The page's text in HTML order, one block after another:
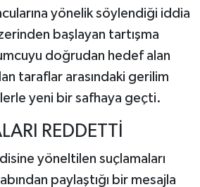
yönelik söylendiği iddia
başlayan tartışma
doğrudan hedef alan
taraflar arasındaki gerilim
yeni bir safhaya geçti.
REDDETTİ
yöneltilen suçlamaları
paylaştığı bir mesajla